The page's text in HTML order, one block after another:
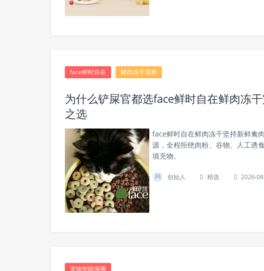
face鲜时自在 鲜肉冻干宠粮
为什么铲屎官都选face鲜时自在鲜肉冻
之选
face鲜时自在鲜肉冻干坚持新鲜禽
源，全程拒绝肉粉、谷物、人工诱
填充物。
创始人 精选 2026-
宠物智能项圈